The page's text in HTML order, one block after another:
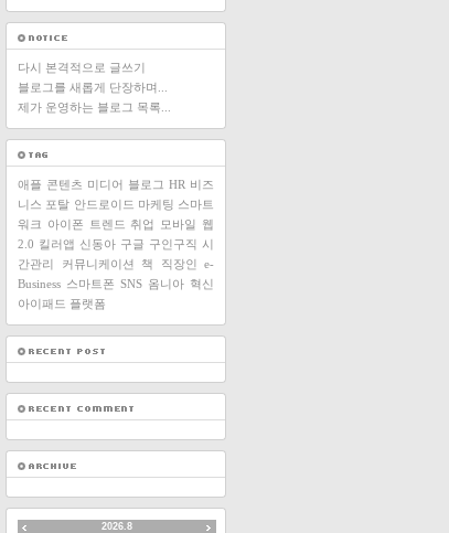
다시 본격적으로 글쓰기
블로그를 새롭게 단장하며...
제가 운영하는 블로그 목록...
애플 콘텐츠 미디어 블로그 HR 비즈
니스 포탈 안드로이드 마케팅 스마트
워크 아이폰 트렌드 취업 모바일 웹
2.0 킬러앱 신동아 구글 구인구직 시
간관리
커뮤니케이션 책 직장인 e-
Business 스마트폰 SNS 옴니아 혁신
아이패드 플랫폼
2026.8